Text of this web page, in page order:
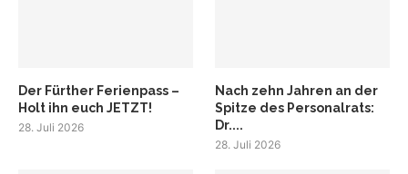
Der Fürther Ferienpass –
Holt ihn euch JETZT!
28. Juli 2026
Nach zehn Jahren an der
Spitze des Personalrats:
Dr....
28. Juli 2026